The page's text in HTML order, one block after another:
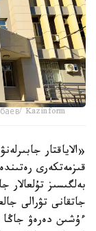
Kazinform
«الاياقتار
قىزمەتكەرى
بەلگىسىز تۇلعالار
جاتقانى تۋرالى
ءۇشىن دەرەۋ جاڭا